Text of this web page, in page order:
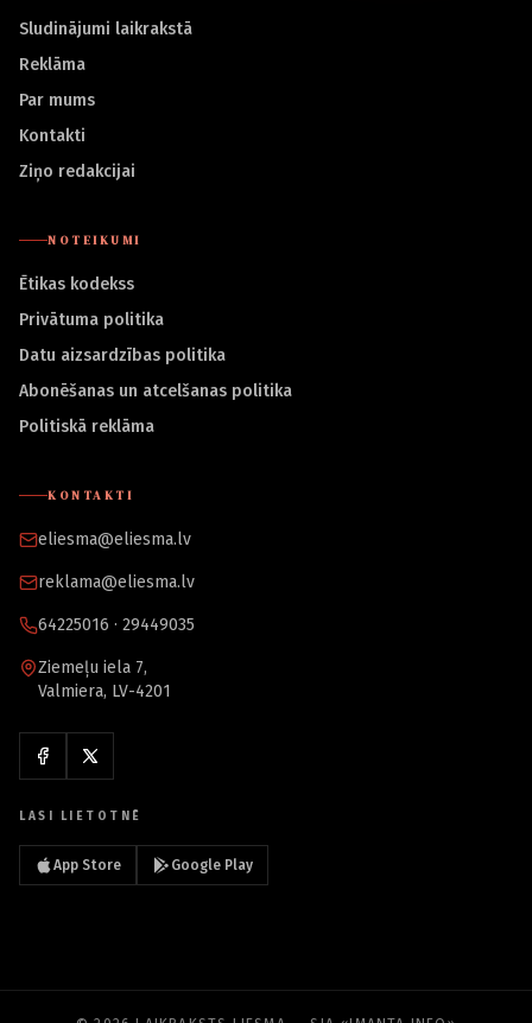
Sludinājumi laikrakstā
Reklāma
Par mums
Kontakti
Ziņo redakcijai
NOTEIKUMI
Ētikas kodekss
Privātuma politika
Datu aizsardzības politika
Abonēšanas un atcelšanas politika
Politiskā reklāma
KONTAKTI
eliesma@eliesma.lv
reklama@eliesma.lv
64225016 · 29449035
Ziemeļu iela 7,
Valmiera, LV-4201
LASI LIETOTNĒ
App Store Google Play